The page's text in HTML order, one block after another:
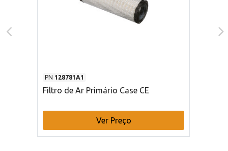
PN 128781A1
Filtro de Ar Primário Case CE
Ver Preço